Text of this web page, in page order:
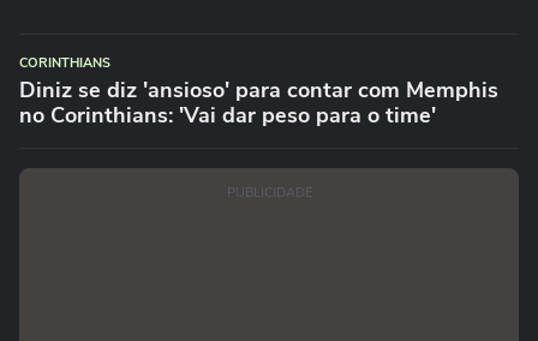
CORINTHIANS
Diniz se diz 'ansioso' para contar com Memphis
no Corinthians: 'Vai dar peso para o time'
PUBLICIDADE